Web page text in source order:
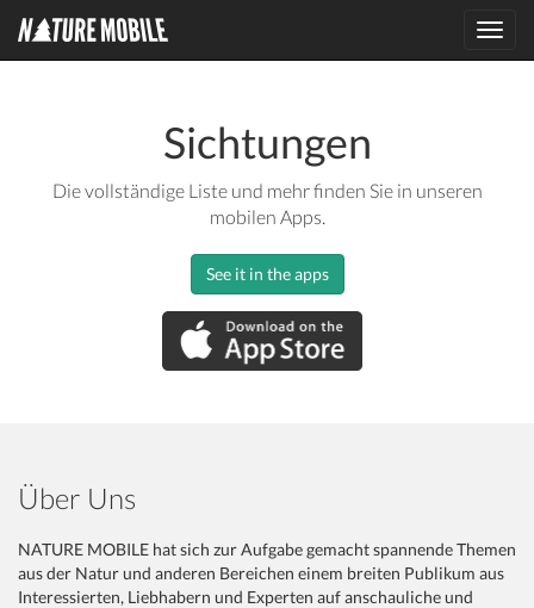
Sichtungen
Die vollständige Liste und mehr finden Sie in unseren
mobilen Apps.
See it in the apps
Über Uns
NATURE MOBILE hat sich zur Aufgabe gemacht spannende Themen
aus der Natur und anderen Bereichen einem breiten Publikum aus
Interessierten, Liebhabern und Experten auf anschauliche und